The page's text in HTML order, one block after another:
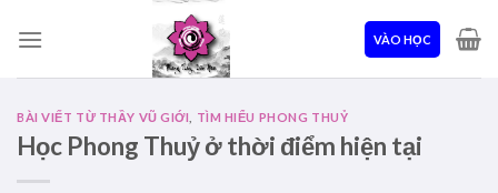
VÀO HỌC
BÀI VIẾT TỪ THẦY VŨ GIỚI TÌM HIỂU PHONG THUỶ
Học Phong Thuỷ ở thời điểm hiện tại